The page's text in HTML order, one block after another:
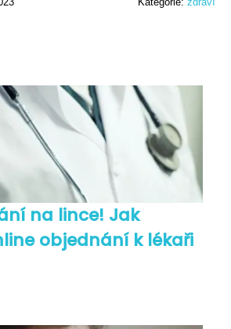
na lince! Jak
objednání k lékaři